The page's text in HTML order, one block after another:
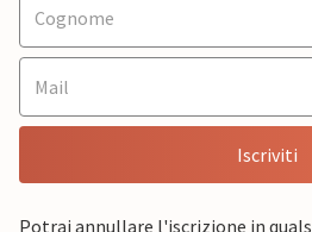
Iscriviti
Potrai annullare l'iscrizione in